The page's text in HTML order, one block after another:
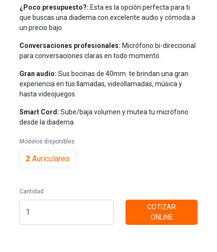
¿Poco presupuesto?: Esta es la opción perfecta para ti
que buscas una diadema con excelente audio y cómoda a
un precio bajo.
Conversaciones profesionales: Micrófono bi-direccional
para conversaciones claras en todo momento.
Gran audio: Sus bocinas de 40mm. te brindan una gran
experiencia en tus llamadas, videollamadas, música y
hasta videojuegos.
Smart Cord: Sube/baja volumen y mutea tu micrófono
desde la diadema.
Modelos disponibles
2 Auriculares
Cantidad
COTIZAR
ONLINE